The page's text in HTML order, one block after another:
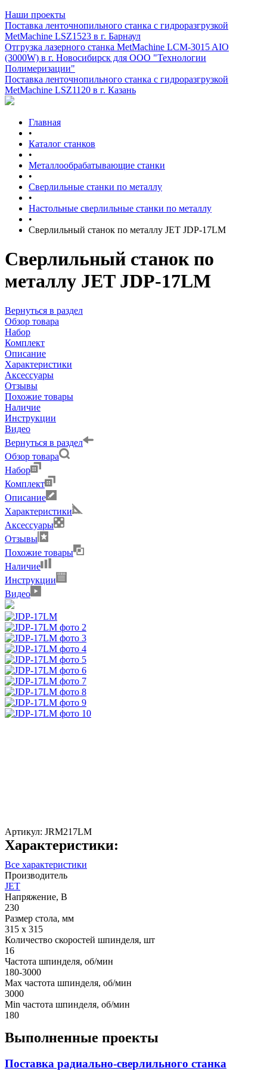
Наши проекты
Поставка ленточнопильного станка c гидроразгрузкой
MetMachine LSZ1523 в г. Барнаул
Отгрузка лазерного станка MetMachine LCM-3015 AIO
(3000W) в г. Новосибирск для ООО "Технологии
Полимеризации"
Поставка ленточнопильного станка c гидроразгрузкой
MetMachine LSZ1120 в г. Казань
Главная
•
Каталог станков
•
Металлообрабатывающие станки
•
Сверлильные станки по металлу
•
Настольные сверлильные станки по металлу
•
Сверлильный станок по металлу JET JDP-17LM
Сверлильный станок по
металлу JET JDP-17LM
Вернуться в раздел
Обзор товара
Набор
Комплект
Описание
Характеристики
Аксессуары
Отзывы
Похожие товары
Наличие
Инструкции
Видео
Вернуться в раздел
Обзор товара
Набор
Комплект
Описание
Характеристики
Аксессуары
Отзывы
Похожие товары
Наличие
Инструкции
Видео
Артикул: JRM217LM
Характеристики:
Все характеристики
Производитель
JET
Напряжение, В
230
Размер стола, мм
315 x 315
Количество скоростей шпинделя, шт
16
Частота шпинделя, об/мин
180-3000
Max частота шпинделя, об/мин
3000
Min частота шпинделя, об/мин
180
Выполненные проекты
Поставка радиально-сверлильного станка